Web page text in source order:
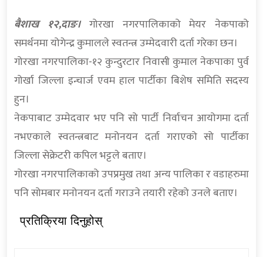
बैशाख १२,दाङ।गोरखा नगरपालिकाको मेयर नेकपाको
समर्थनमा योगेन्द्र कुमालले स्वतन्त्र उम्मेदवारी दर्ता गरेका छन।
गोरखा नगरपालिका-१२ कुन्दुरटार निवासी कुमाल नेकपाका पुर्व
गोर्खा जिल्ला इन्चार्ज एवम हाल पार्टीका बिशेष समिति सदस्य
हुन।
नेकपाबाट उम्मेदवार भए पनि सो पार्टी निर्वाचन आयोगमा दर्ता
नभएकाले स्वतन्त्रबाट मनोनयन दर्ता गराएको सो पार्टीका
जिल्ला सेक्रेटरी कपिल भट्टले बताए।
गोरखा नगरपालिकाको उपप्रमुख तथा अन्य पालिका र वडाहरुमा
पनि सोमबार मनोनयन दर्ता गराउने तयारी रहेको उनले बताए।
प्रतिक्रिया दिनुहोस्